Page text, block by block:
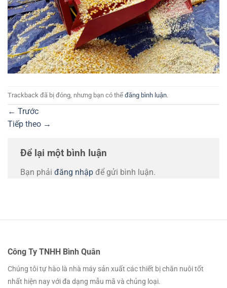
Trackback đã bị đóng, nhưng bạn có thể đăng bình luận.
← Trước
Tiếp theo →
Để lại một bình luận
Bạn phải đăng nhập để gửi bình luận.
Công Ty TNHH Bình Quân
Chúng tôi tự hào là nhà máy sản xuất các thiết bị chăn nuôi tốt
nhất hiện nay với đa dạng mẫu mã và chủng loại.